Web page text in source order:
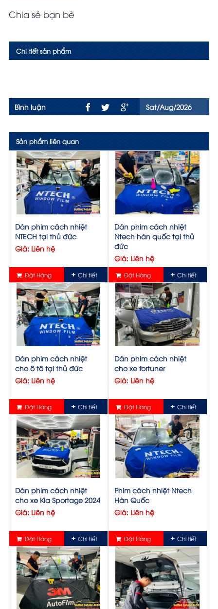
Chia sẻ bạn bè
Chi tiết sản phẩm
Bình luận Sat/Aug/2026
Sản phẩm liên quan
Dán phim cách nhiệt
NTECH tại thủ đức
Giá: Liên hệ
Đặt Hàng Chi tiết
Dán phim cách nhiệt
Ntech hàn quốc tại thủ
đức
Giá: Liên hệ
Đặt Hàng Chi tiết
Dán phim cách nhiệt
cho ô tô tại thủ đức
Giá: Liên hệ
Đặt Hàng Chi tiết
Dán phim cách nhiệt
cho xe fortuner
Giá: Liên hệ
Đặt Hàng Chi tiết
Dán phim cách nhiệt
cho xe Kia Sportage 2024
Giá: Liên hệ
Đặt Hàng Chi tiết
Phim cách nhiệt Ntech
Hàn Quốc
Giá: Liên hệ
Đặt Hàng Chi tiết